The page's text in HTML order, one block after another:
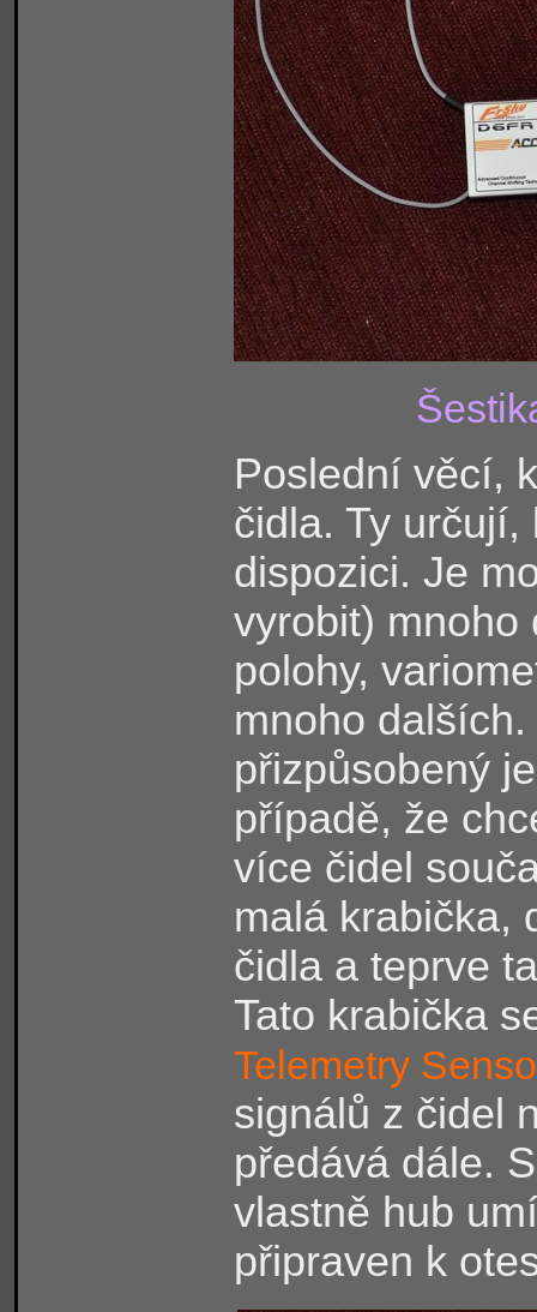
Poslední věcí,
čidla. Ty
dispozici. Je
vyrobit) mnoho
polohy,
mnoho
přizpůsobený
případě, že
více čidel
malá krabička,
čidla a teprve
Tato krabička
Telemetry
signálů z čidel
předává dále.
vlastně hub
připraven k